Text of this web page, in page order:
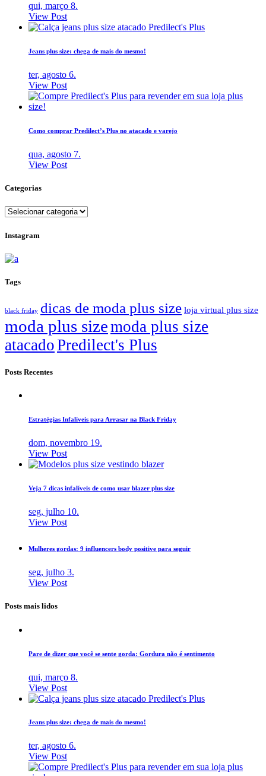
qui, março 8.
View Post
Jeans plus size: chega de mais do mesmo!
ter, agosto 6.
View Post
Como comprar Predilect’s Plus no atacado e varejo
qua, agosto 7.
View Post
Categorias
Categorias
Instagram
Tags
black friday dicas de moda plus size loja virtual plus size
moda plus sizemoda plus size
atacadoPredilect's Plus
Posts Recentes
Estratégias Infalíveis para Arrasar na Black Friday
dom, novembro 19.
View Post
Veja 7 dicas infalíveis de como usar blazer plus size
seg, julho 10.
View Post
Mulheres gordas: 9 influencers body positive para seguir
seg, julho 3.
View Post
Posts mais lidos
Pare de dizer que você se sente gorda: Gordura não é sentimento
qui, março 8.
View Post
Jeans plus size: chega de mais do mesmo!
ter, agosto 6.
View Post